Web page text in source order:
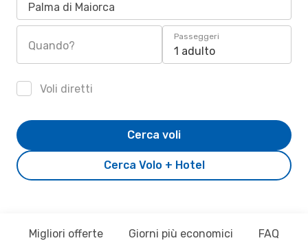
Palma di Maiorca
Quando?
Passeggeri
1 adulto
Voli diretti
Cerca Volo + Hotel
Cerca voli
Migliori offerte Giorni più economici FAQ